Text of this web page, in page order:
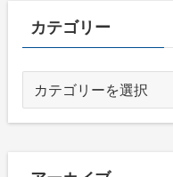
カテゴリー
ゴ
ー